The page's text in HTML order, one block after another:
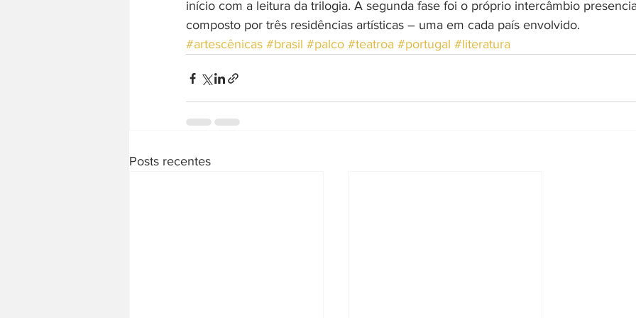
início com a leitura da trilogia. A segunda fase foi o próprio intercâmbio
composto por três residências artísticas – uma em cada país envolvido.
#artescênicas #brasil #palco #teatroa #portugal #literatura
Posts recentes